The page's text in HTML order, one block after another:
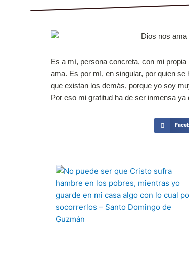
Es a mí, persona concreta, con mi
ama. Es por mí, en singular, por quien
que existan los demás, porque yo soy
Por eso mi gratitud ha de ser inmensa ya